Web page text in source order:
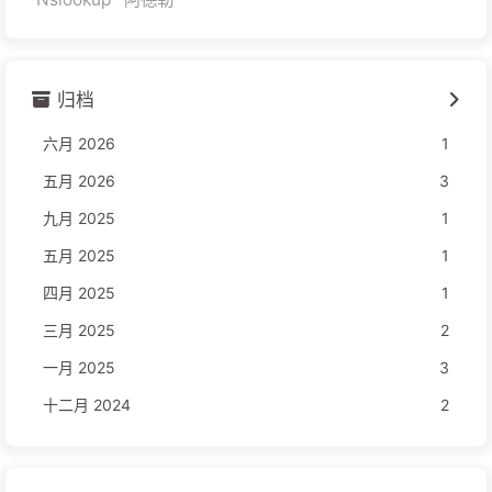
归档
六月 2026
1
五月 2026
3
九月 2025
1
五月 2025
1
四月 2025
1
三月 2025
2
一月 2025
3
十二月 2024
2